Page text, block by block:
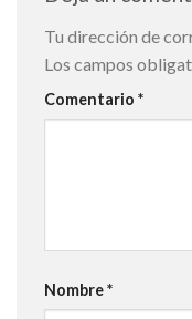
Tu dirección de
Los campos
Comentario *
Nombre*